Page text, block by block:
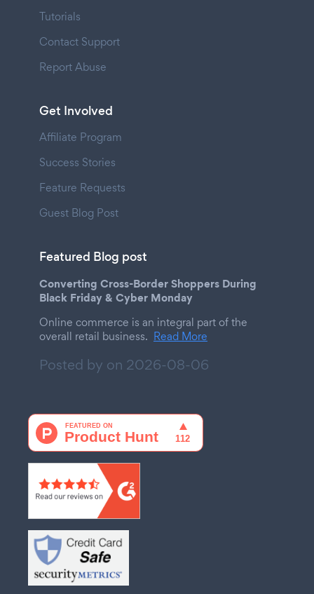
Tutorials
Contact Support
Report Abuse
Get Involved
Affiliate Program
Success Stories
Feature Requests
Guest Blog Post
Featured Blog post
Converting Cross-Border Shoppers During
Black Friday & Cyber Monday
Online commerce is an integral part of the
overall retail business. Read More
Posted by on 2026-08-06